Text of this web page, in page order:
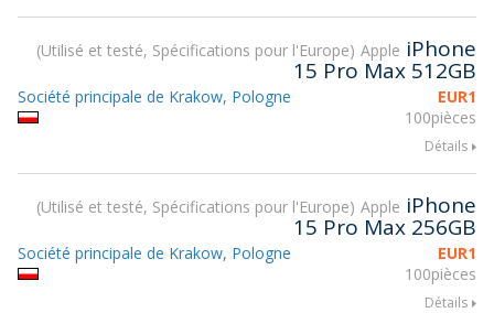
Utilisé et testé, Spécifications pour l'Europe Apple iPhone
15 Pro Max 512GB
EUR1
100pièces
Société principale de Krakow, Pologne
Détails
Utilisé et testé, Spécifications pour l'Europe Apple iPhone
15 Pro Max 256GB
EUR1
100pièces
Société principale de Krakow, Pologne
Détails